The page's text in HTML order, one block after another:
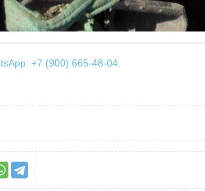
+7 (900) 665-48-04.